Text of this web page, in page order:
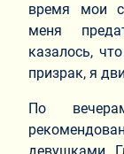
время мои
меня
казалось,
призрак, я
По